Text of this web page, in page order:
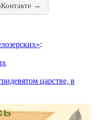
→
:
царстве, в